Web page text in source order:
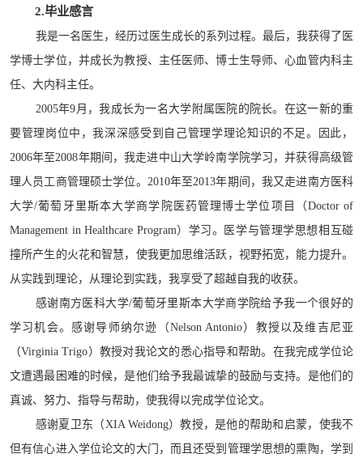
2.毕业感言
我是一名医生，经历过医生成长的系列过程。最后，我获得了医
学博士学位，并成长为教授、主任医师、博士生导师、心血管内科主
任、大内科主任。
2005年9月，我成长为一名大学附属医院的院长。在这一新的重
要管理岗位中，我深深感受到自己管理学理论知识的不足。因此，
2006年至2008年期间，我走进中山大学岭南学院学习，并获得高级管
理人员工商管理硕士学位。 2010年至2013年期间，我又走进南方医科
大学/葡萄牙里斯本大学商学院医药管理博士学位项目（Doctor of
Management in Healthcare Program）学习。医学与管理学思想相互碰
撞所产生的火花和智慧，使我更加思维活跃，视野拓宽，能力提升。
从实践到理论，从理论到实践，我享受了超越自我的收获。
感谢南方医科大学/葡萄牙里斯本大学商学院给予我一个很好的
学习机会。感谢导师纳尔逊（Nelson Antonio）教授以及维吉尼亚
（Virginia Trigo）教授对我论文的悉心指导和帮助。在我完成学位论
文遭遇最困难的时候，是他们给予我最诚挚的鼓励与支持。是他们的
真诚、努力、指导与帮助，使我得以完成学位论文。
感谢夏卫东（XIA Weidong）教授，是他的帮助和启蒙，使我不
但有信心进入学位论文的大门，而且还受到管理学思想的熏陶，学到